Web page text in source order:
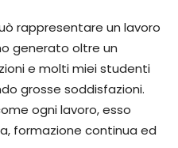
rappresentare un lavoro
generato oltre un
e molti miei studenti
grosse soddisfazioni.
ogni lavoro, esso
formazione continua ed